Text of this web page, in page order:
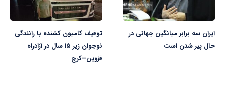
ایران سه برابر میانگین جهانی در
حال پیر شدن است
توقیف کامیون کشنده با رانندگی
نوجوان زیر ۱۵ سال در آزادراه
قزوین–کرج